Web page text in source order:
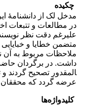
چکیده
مدخل لک از دانشنامۀ
در مطالعات و تتبعات
علیرغم دقت نظر
متضمن خطایا و
ملاحظات مربوط به آن
المقدور تصحیح گردند و
عرضه گردد که محققان و
کلیدواژه‌ها